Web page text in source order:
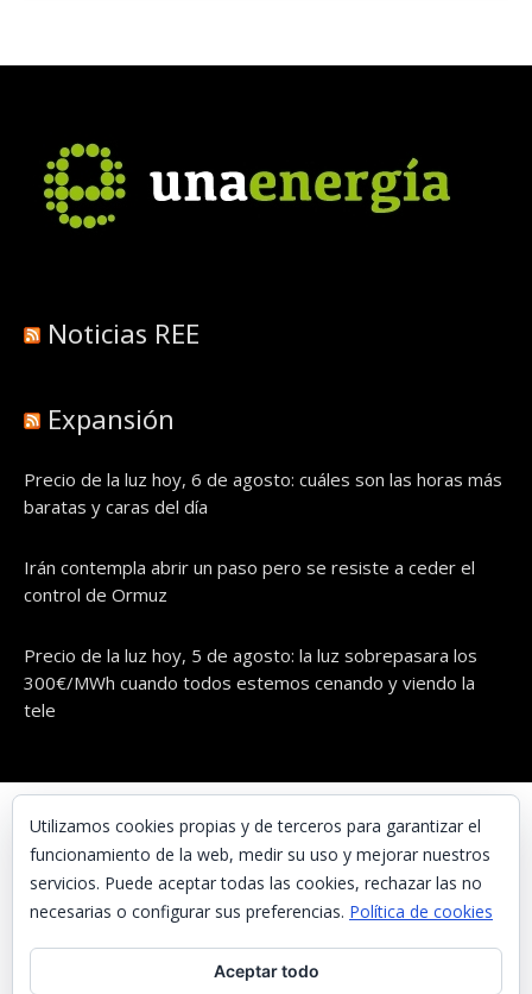
Noticias REE
Expansión
Precio de la luz hoy, 6 de agosto: cuáles son las horas más
baratas y caras del día
Irán contempla abrir un paso pero se resiste a ceder el
control de Ormuz
Precio de la luz hoy, 5 de agosto: la luz sobrepasara los
300€/MWh cuando todos estemos cenando y viendo la
tele
© UNAENERGÍA, S.L.
Inicio
Contacta con nosotros
Preguntas frecuentes
Aviso Legal
Utilizamos cookies propias y de terceros para garantizar el
funcionamiento de la web, medir su uso y mejorar nuestros
servicios. Puede aceptar todas las cookies, rechazar las no
necesarias o configurar sus preferencias. Política de cookies
Aceptar todo